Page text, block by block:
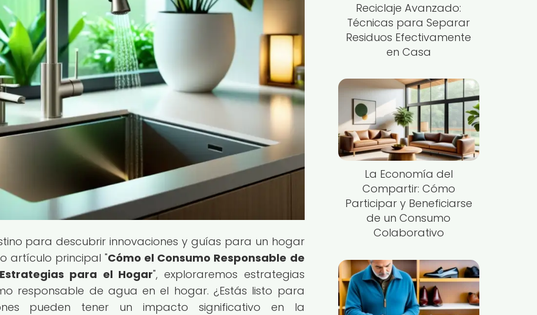
para descubrir innovaciones y guías para un hogar
artículo principal "Cómo el Consumo Responsable de
para el Hogar", exploraremos estrategias
responsable de agua en el hogar. ¿Estás listo para
pueden tener un impacto significativo en la
Reciclaje Avanzado:
Técnicas para Separar
Residuos Efectivamente
en Casa
La Economía del
Compartir: Cómo
Participar y Beneficiarse
de un Consumo
Colaborativo